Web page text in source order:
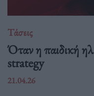
Τάσεις
Όταν η παιδική
strategy
21.04.26